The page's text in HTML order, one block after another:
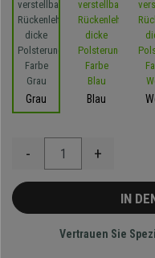
Grau Blau
- +
IN
Vertrauen Sie